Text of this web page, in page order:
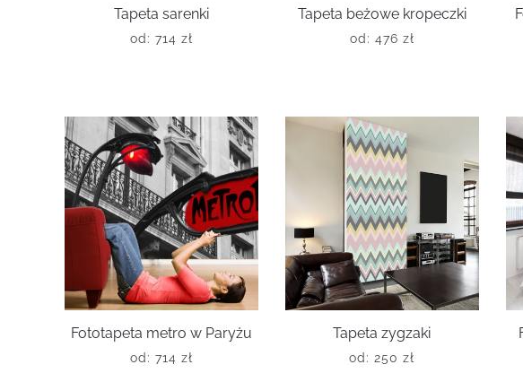
Tapeta sarenki
od: 714 zł
Tapeta beżowe kropeczki
od: 476 zł
Fototapeta metro w Paryżu
od: 714 zł
Tapeta zygzaki
od: 250zł